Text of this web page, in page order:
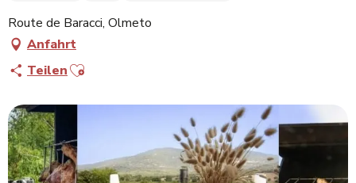
Route de Baracci, Olmeto
Anfahrt
TeilenAjouter aux favoris